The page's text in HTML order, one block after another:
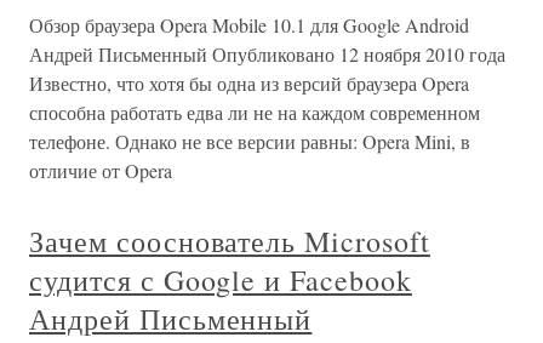
Обзор браузера Opera Mobile 10.1 для Google Android
Андрей Письменный Опубликовано 12 ноября 2010 года
Известно, что хотя бы одна из версий браузера Opera
способна работать едва ли не на каждом современном
телефоне. Однако не все версии равны: Opera Mini, в
отличие от Opera
Зачем сооснователь Microsoft
судится с Google и Facebook
Андрей Письменный